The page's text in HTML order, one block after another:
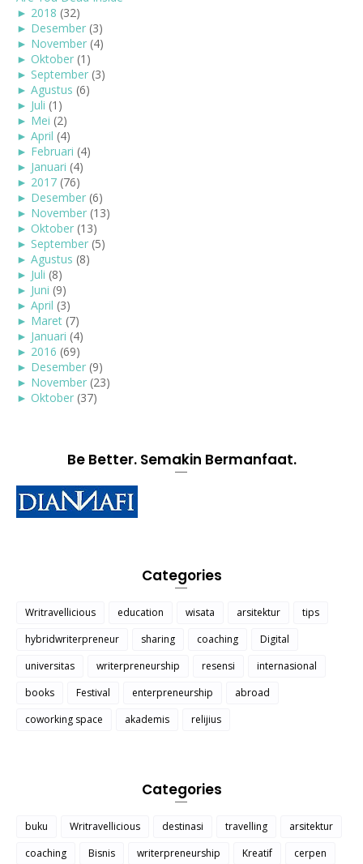
► 2018 (32)
► Desember (3)
► November (4)
► Oktober (1)
► September (3)
► Agustus (6)
► Juli (1)
► Mei (2)
► April (4)
► Februari (4)
► Januari (4)
► 2017 (76)
► Desember (6)
► November (13)
► Oktober (13)
► September (5)
► Agustus (8)
► Juli (8)
► Juni (9)
► April (3)
► Maret (7)
► Januari (4)
► 2016 (69)
► Desember (9)
► November (23)
► Oktober (37)
Be Better. Semakin Bermanfaat.
Categories
Writravellicious education wisata arsitektur
tips
hybridwriterpreneur
sharing coaching
Digital
universitas
writerpreneurship resensi
internasional
books
Festival enterpreneurship
abroad
coworking space
akademis relijius
Categories
buku Writravellicious destinasi travelling
arsitektur
coaching
Bisnis writerpreneurship Kreatif
cerpen